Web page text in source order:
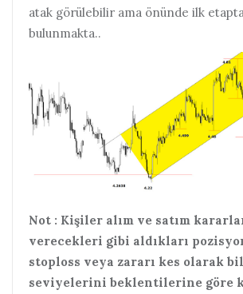
atak görülebilir ama önünde ilk
bulunmakta..
Not : Kişiler alım ve satım
verecekleri gibi aldıkları
stoploss veya zararı kes olarak
seviyelerini beklentilerine göre